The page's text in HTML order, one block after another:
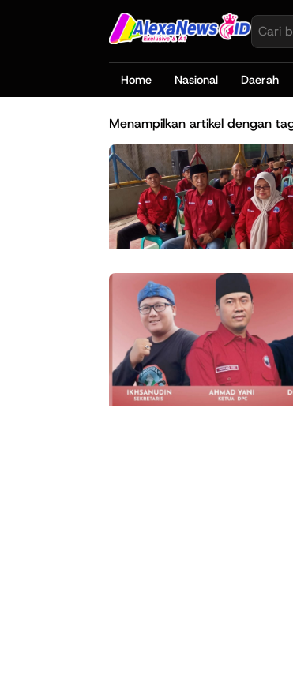
Home Nasional Daerah
Menampilkan artikel dengan